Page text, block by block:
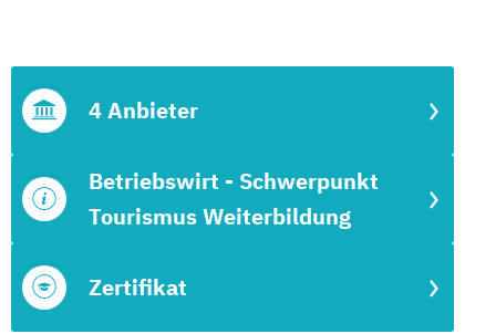
Zertifikat
Betriebswirt - Schwerpunkt
Tourismus Weiterbildung
4 Anbieter